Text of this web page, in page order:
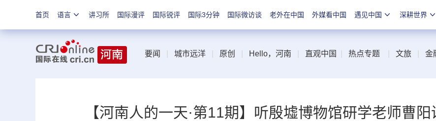
首页 语言 讲习所 国际漫评 国际锐评 国际3分钟 国际微访谈 老外在中国 外媒看中国 遇见中国 深耕世界
要闻 城市远洋 原创 Hello，河南 直观中国 热点专题 文旅 金
【河南人的一天·第11期】听殷墟博物馆研学老师曹